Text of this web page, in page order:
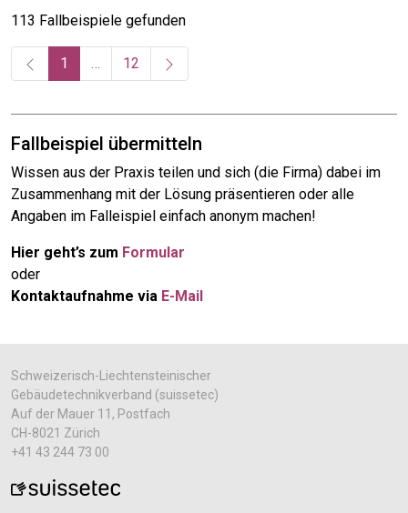
1 … 12
113 Fallbeispiele gefunden
Fallbeispiel übermitteln
Wissen aus der Praxis teilen und sich (die Firma) dabei im
Zusammenhang mit der Lösung präsentieren oder alle
Angaben im Falleispiel einfach anonym machen!
Hier geht’s zum Formular
oder
Kontaktaufnahme via E-Mail
Schweizerisch-Liechtensteinischer
Gebäudetechnikverband (suissetec)
Auf der Mauer 11, Postfach
CH-8021 Zürich
+41 43 244 73 00